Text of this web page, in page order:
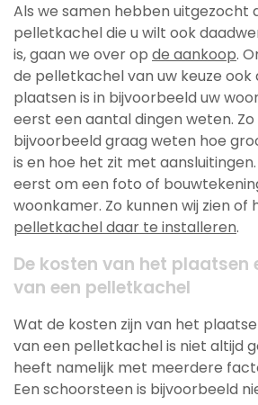
Als we samen hebben uitgezocht
pelletkachel die u wilt ook
is, gaan we over op de aankoop.
de pelletkachel van uw keuze ook
plaatsen is in bijvoorbeeld uw
eerst een aantal dingen weten. Zo
bijvoorbeeld graag weten hoe
is en hoe het zit met
eerst om een foto of
woonkamer. Zo kunnen wij zien of
pelletkachel daar te installeren.
De kosten van het plaatsen
van een pelletkachel
Wat de kosten zijn van het
van een pelletkachel is niet altijd
heeft namelijk met meerdere
Een schoorsteen is bijvoorbeeld